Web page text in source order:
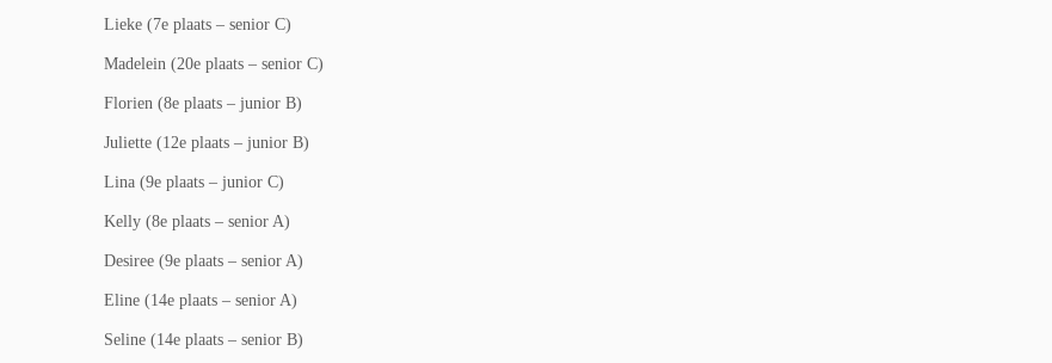
Lieke (7e plaats – senior C)
Madelein (20e plaats – senior C)
Florien (8e plaats – junior B)
Juliette (12e plaats – junior B)
Lina (9e plaats – junior C)
Kelly (8e plaats – senior A)
Desiree (9e plaats – senior A)
Eline (14e plaats – senior A)
Seline (14e plaats – senior B)